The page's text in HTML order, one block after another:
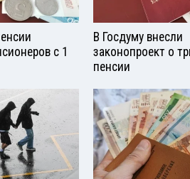
с 1
В Госдуму внесли
законопроект о
пенсии